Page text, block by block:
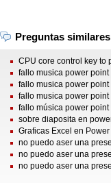
Preguntas similares
CPU core control key to
fallo musica power point
fallo musica power point
fallo musica power point
fallo música power point
sobre diaposita en
Graficas Excel en
no puedo aser una
no puedo aser una
no puedo aser una